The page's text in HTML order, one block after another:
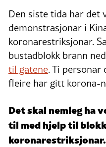
Den siste tida har det
demonstrasjonar i
koronarestriksjonar.
bustadblokk brann
til gatene. Ti personar
fleire har gitt korona-
Det skal nemleg ha
til med hjelp til
koronarestriksjonar.